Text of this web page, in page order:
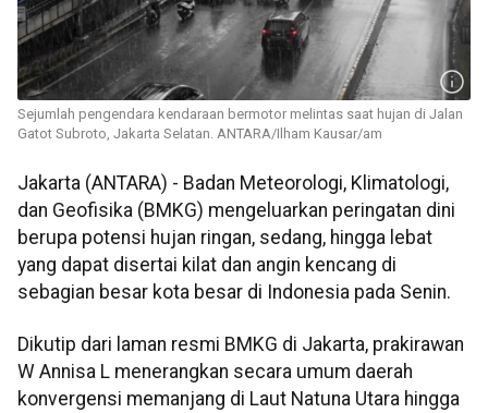
Sejumlah pengendara kendaraan bermotor melintas saat hujan di Jalan
Gatot Subroto, Jakarta Selatan. ANTARA/Ilham Kausar/am
Jakarta (ANTARA) - Badan Meteorologi, Klimatologi,
dan Geofisika (BMKG) mengeluarkan peringatan dini
berupa potensi hujan ringan, sedang, hingga lebat
yang dapat disertai kilat dan angin kencang di
sebagian besar kota besar di Indonesia pada Senin.
Dikutip dari laman resmi BMKG di Jakarta, prakirawan
W Annisa L menerangkan secara umum daerah
konvergensi memanjang di Laut Natuna Utara hingga